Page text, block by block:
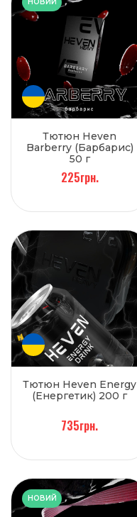
НОВИЙ
Тютюн Heven
Barberry (Барбарис)
50 г
225грн.
Тютюн Heven Energy
(Енергетик) 200 г
735грн.
НОВИЙ